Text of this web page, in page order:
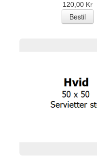
120,00 Kr